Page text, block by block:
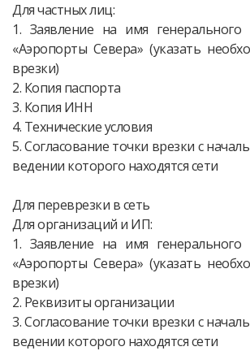
Для частных лиц:
1. Заявление на имя
«Аэропорты Севера» (указать
врезки)
2. Копия паспорта
3. Копия ИНН
4. Технические условия
5. Согласование точки врезки с
ведении которого находятся сети
Для переврезки в сеть
Для организаций и ИП:
1. Заявление на имя
«Аэропорты Севера» (указать
врезки)
2. Реквизиты организации
3. Согласование точки врезки с
ведении которого находятся сети